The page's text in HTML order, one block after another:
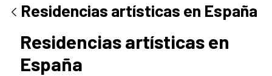
Residencias artísticas en España
Residencias artísticas en
España